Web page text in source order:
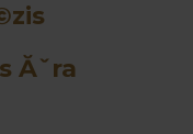
Ăˇra